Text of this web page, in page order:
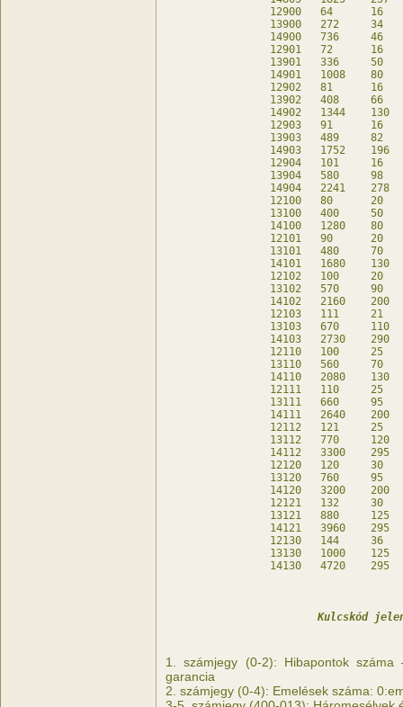
12900	64	16	-	db
13900	272	34	-	db
14900	736	46	-	db
12901	72	16	8	db
13901	336	50	-	db
14901	1008	80	-	db
12902	81	16	17	db
13902	408	66	8	db
14902	1344	130	-	db
12903	91	16	27	db
13903	489	82	25	db
14903	1752	196	8	db
12904	101	16	37	db
13904	580	98	53	db
14904	2241	278	33	db
12100	80	20	-	db
13100	400	50	-	db
14100	1280	80	-	db
12101	90	20	10	db
13101	480	70	-	db
14101	1680	130	-	db
12102	100	20	20	db
13102	570	90	10	db
14102	2160	200	-	db
12103	111	21	27	db
13103	670	110	30	db
14103	2730	290	10	db
12110	100	25	-	db
13110	560	70	-	db
14110	2080	130	-	db
12111	110	25	10	db
13111	660	95	-	db
14111	2640	200	-	db
12112	121	25	21	db
13112	770	120	10	db
14112	3300	295	-	db
12120	120	30	-	db
13120	760	95	-	db
14120	3200	200	-	db
12121	132	30	12	db
13121	880	125	-	db
14121	3960	295	-	db
12130	144	36	-	db
13130	1000	125	-	db
Kulcskód
1. számjegy (0-2): Hibapontok
garancia
2. számjegy (0-4): Emelések száma: